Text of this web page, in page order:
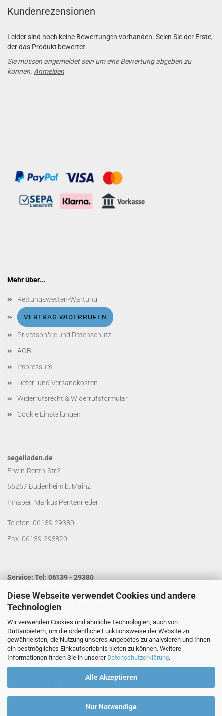
Diese Webseite verwendet Cookies und andere
Technologien
Wir verwenden Cookies und ähnliche Technologien, auch von
Drittanbietern, um die ordentliche Funktionsweise der Website zu
gewährleisten, die Nutzung unseres Angebotes zu analysieren und Ihnen
ein bestmögliches Einkaufserlebnis bieten zu können. Weitere
Informationen finden Sie in unserer Datenschutzerklärung.
Alle Akzeptieren
Nur Notwendige
Kundenrezensionen
Leider sind noch keine Bewertungen vorhanden. Seien Sie der Erste,
der das Produkt bewertet.
Sie müssen angemeldet sein um eine Bewertung abgeben zu
können. Anmelden
Mehr über...
Rettungswesten-Wartung
VERTRAG WIDERRUFEN
Privatsphäre und Datenschutz
AGB
Impressum
Liefer- und Versandkosten
Widerrufsrecht & Widerrufsformular
Cookie Einstellungen
segelladen.de
Erwin-Renth-Str.2
55257 Budenheim b. Mainz
Inhaber: Markus Pentenrieder
Telefon: 06139-29380
Fax: 06139-293820
Service: Tel: 06139 - 29380
Laden Öffnungszeiten:
Mo. - Do. von 9:00 bis 14:00 Uhr
Fr. von 9:00 bis 13:00 Uhr
Kontakt per Email:info@segelladen.de
Telefon Servicezeiten:
Mo. - Do. von 9:00 bis 16:00 Uhr